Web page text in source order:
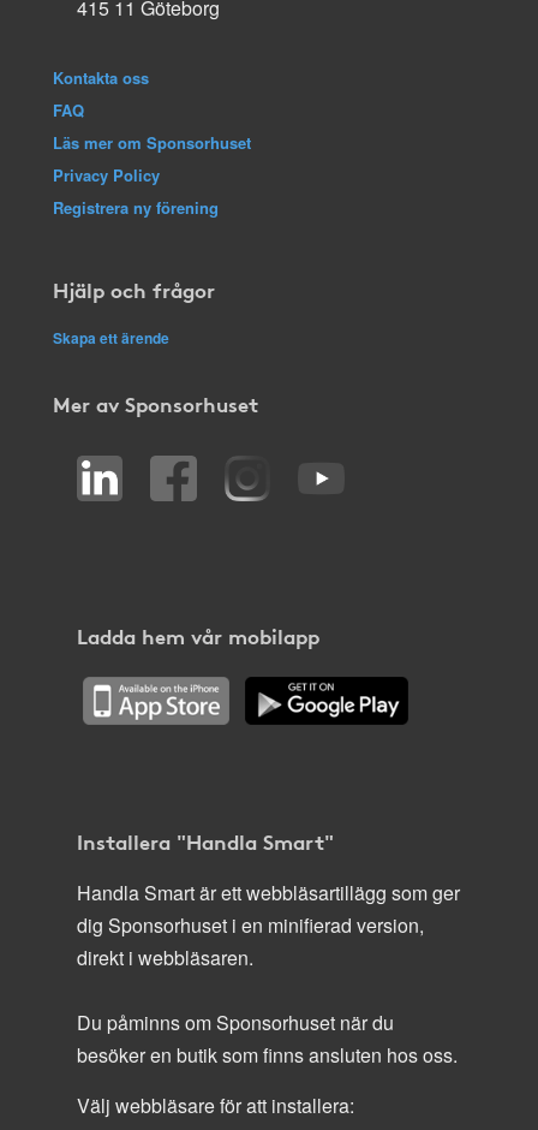
415 11 Göteborg
Kontakta oss
FAQ
Läs mer om Sponsorhuset
Privacy Policy
Registrera ny förening
Hjälp och frågor
Skapa ett ärende
Mer av Sponsorhuset
Ladda hem vår mobilapp
Installera "Handla Smart"
Handla Smart är ett webbläsartillägg som ger
dig Sponsorhuset i en minifierad version,
direkt i webbläsaren.
Du påminns om Sponsorhuset när du
besöker en butik som finns ansluten hos oss.
Välj webbläsare för att installera: